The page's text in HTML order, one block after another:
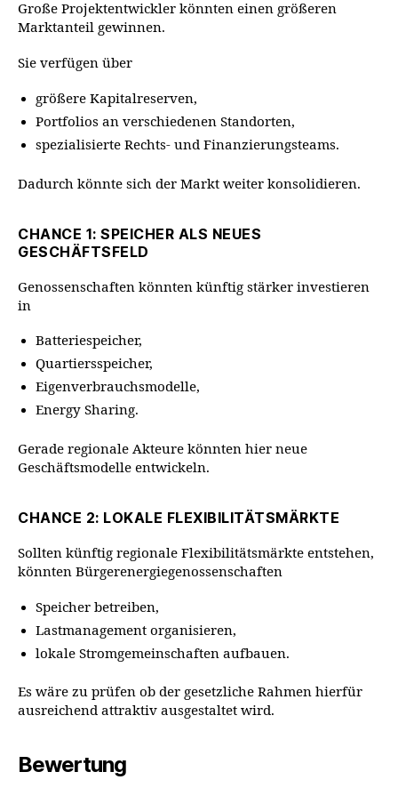
Große Projektentwickler könnten einen größeren
Marktanteil gewinnen.
Sie verfügen über
größere Kapitalreserven,
Portfolios an verschiedenen Standorten,
spezialisierte Rechts- und Finanzierungsteams.
Dadurch könnte sich der Markt weiter konsolidieren.
CHANCE 1: SPEICHER ALS NEUES
GESCHÄFTSFELD
Genossenschaften könnten künftig stärker investieren
in
Batteriespeicher,
Quartiersspeicher,
Eigenverbrauchsmodelle,
Energy Sharing.
Gerade regionale Akteure könnten hier neue
Geschäftsmodelle entwickeln.
CHANCE 2: LOKALE FLEXIBILITÄTSMÄRKTE
Sollten künftig regionale Flexibilitätsmärkte entstehen,
könnten Bürgerenergiegenossenschaften
Speicher betreiben,
Lastmanagement organisieren,
lokale Stromgemeinschaften aufbauen.
Es wäre zu prüfen ob der gesetzliche Rahmen hierfür
ausreichend attraktiv ausgestaltet wird.
Bewertung